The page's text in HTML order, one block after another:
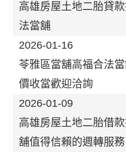
高雄房屋土地二胎貸
法當舖
2026-01-16
苓雅區當舖高福合法
價收當歡迎洽詢
2026-01-09
高雄房屋土地二胎借
舖值得信賴的週轉服務